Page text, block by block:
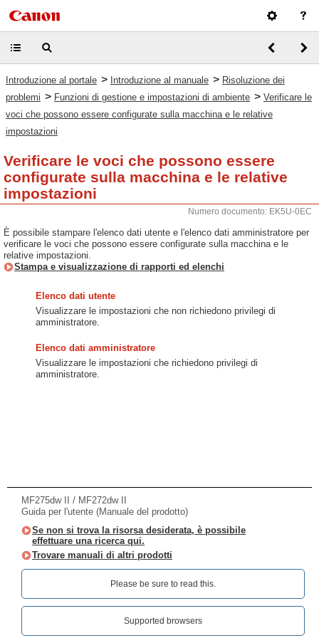
Introduzione al portale > Introduzione al manuale > Risoluzione dei
problemi > Funzioni di gestione e impostazioni di ambiente > Verificare le
voci che possono essere configurate sulla macchina e le relative
impostazioni
Verificare le voci che possono essere
configurate sulla macchina e le relative
impostazioni
Numero documento: EK5U-0EC
È possibile stampare l'elenco dati utente e l'elenco dati amministratore per
verificare le voci che possono essere configurate sulla macchina e le
relative impostazioni.
Stampa e visualizzazione di rapporti ed elenchi
Elenco dati utente
Visualizzare le impostazioni che non richiedono privilegi di
amministratore.
Elenco dati amministratore
Visualizzare le impostazioni che richiedono privilegi di
amministratore.
MF275dw II / MF272dw II
Guida per l'utente (Manuale del prodotto)
Se non si trova la risorsa desiderata, è possibile
effettuare una ricerca qui.
Trovare manuali di altri prodotti
Please be sure to read this.‎
Supported browsers